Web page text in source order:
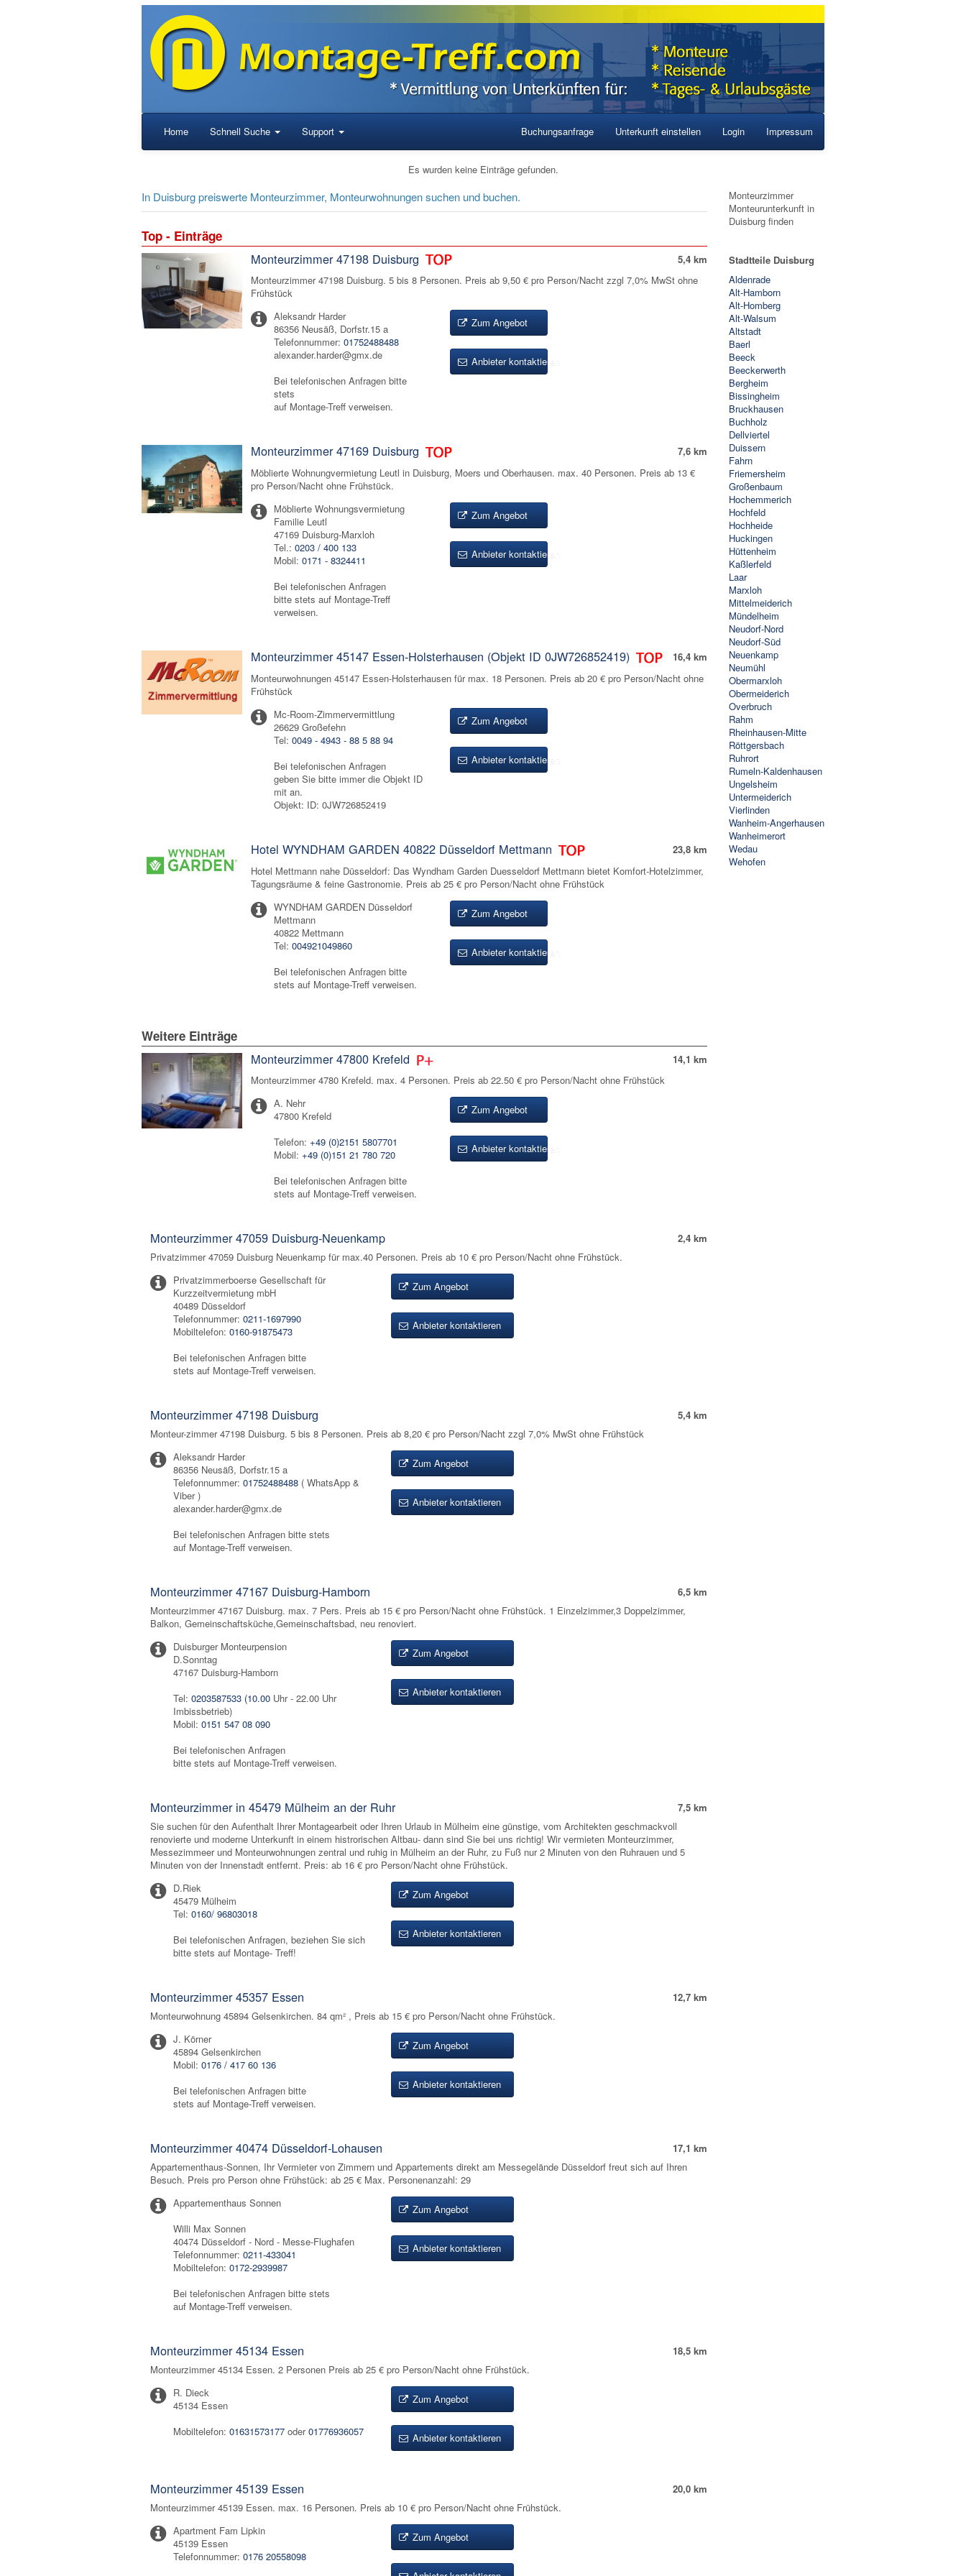
Home Schnell Suche Support Buchungsanfrage Unterkunft einstellen Login Impressum
Es wurden keine Einträge gefunden.
In Duisburg preiswerte Monteurzimmer, Monteurwohnungen suchen und buchen.
Top - Einträge
5,4 km
Monteurzimmer 47198 Duisburg
Monteurzimmer 47198 Duisburg. 5 bis 8 Personen. Preis ab 9,50 € pro Person/Nacht zzgl 7,0% MwSt ohne
Frühstück
Aleksandr Harder
86356 Neusäß, Dorfstr.15 a
Telefonnummer: 01752488488
alexander.harder@gmx.de
Bei telefonischen Anfragen bitte
stets
auf Montage-Treff verweisen.
Zum Angebot
Anbieter kontaktieren
7,6 km
Monteurzimmer 47169 Duisburg
Möblierte Wohnungvermietung Leutl in Duisburg, Moers und Oberhausen. max. 40 Personen. Preis ab 13 €
pro Person/Nacht ohne Frühstück.
Möblierte Wohnungsvermietung
Familie Leutl
47169 Duisburg-Marxloh
Tel.: 0203 / 400 133
Mobil: 0171 - 8324411
Bei telefonischen Anfragen
bitte stets auf Montage-Treff
verweisen.
Zum Angebot
Anbieter kontaktieren
16,4 km
Monteurzimmer 45147 Essen-Holsterhausen (Objekt ID 0JW726852419)
Monteurwohnungen 45147 Essen-Holsterhausen für max. 18 Personen. Preis ab 20 € pro Person/Nacht ohne
Frühstück
Mc-Room-Zimmervermittlung
26629 Großefehn
Tel: 0049 - 4943 - 88 5 88 94
Bei telefonischen Anfragen
geben Sie bitte immer die Objekt ID
mit an.
Objekt: ID: 0JW726852419
Zum Angebot
Anbieter kontaktieren
23,8 km
Hotel WYNDHAM GARDEN 40822 Düsseldorf Mettmann
Hotel Mettmann nahe Düsseldorf: Das Wyndham Garden Duesseldorf Mettmann bietet Komfort-Hotelzimmer,
Tagungsräume & feine Gastronomie. Preis ab 25 € pro Person/Nacht ohne Frühstück
WYNDHAM GARDEN Düsseldorf
Mettmann
40822 Mettmann
Tel: 004921049860
Bei telefonischen Anfragen bitte
stets auf Montage-Treff verweisen.
Zum Angebot
Anbieter kontaktieren
Weitere Einträge
14,1 km
Monteurzimmer 47800 Krefeld
Monteurzimmer 4780 Krefeld. max. 4 Personen. Preis ab 22.50 € pro Person/Nacht ohne Frühstück
A. Nehr
47800 Krefeld
Telefon: +49 (0)2151 5807701
Mobil: +49 (0)151 21 780 720
Bei telefonischen Anfragen bitte
stets auf Montage-Treff verweisen.
Zum Angebot
Anbieter kontaktieren
2,4 km
Monteurzimmer 47059 Duisburg-Neuenkamp
Privatzimmer 47059 Duisburg Neuenkamp für max.40 Personen. Preis ab 10 € pro Person/Nacht ohne Frühstück.
Privatzimmerboerse Gesellschaft für
Kurzzeitvermietung mbH
40489 Düsseldorf
Telefonnummer: 0211-1697990
Mobiltelefon: 0160-91875473
Bei telefonischen Anfragen bitte
stets auf Montage-Treff verweisen.
Zum Angebot
Anbieter kontaktieren
5,4 km
Monteurzimmer 47198 Duisburg
Monteur-zimmer 47198 Duisburg. 5 bis 8 Personen. Preis ab 8,20 € pro Person/Nacht zzgl 7,0% MwSt ohne Frühstück
Aleksandr Harder
86356 Neusäß, Dorfstr.15 a
Telefonnummer: 01752488488 ( WhatsApp &
Viber )
alexander.harder@gmx.de
Bei telefonischen Anfragen bitte stets
auf Montage-Treff verweisen.
Zum Angebot
Anbieter kontaktieren
6,5 km
Monteurzimmer 47167 Duisburg-Hamborn
Monteurzimmer 47167 Duisburg. max. 7 Pers. Preis ab 15 € pro Person/Nacht ohne Frühstück. 1 Einzelzimmer,3 Doppelzimmer,
Balkon, Gemeinschaftsküche,Gemeinschaftsbad, neu renoviert.
Duisburger Monteurpension
D.Sonntag
47167 Duisburg-Hamborn
Tel: 0203587533 (10.00 Uhr - 22.00 Uhr
Imbissbetrieb)
Mobil: 0151 547 08 090
Bei telefonischen Anfragen
bitte stets auf Montage-Treff verweisen.
Zum Angebot
Anbieter kontaktieren
7,5 km
Monteurzimmer in 45479 Mülheim an der Ruhr
Sie suchen für den Aufenthalt Ihrer Montagearbeit oder Ihren Urlaub in Mülheim eine günstige, vom Architekten geschmackvoll
renovierte und moderne Unterkunft in einem histrorischen Altbau- dann sind Sie bei uns richtig! Wir vermieten Monteurzimmer,
Messezimmeer und Monteurwohnungen zentral und ruhig in Mülheim an der Ruhr, zu Fuß nur 2 Minuten von den Ruhrauen und 5
Minuten von der Innenstadt entfernt. Preis: ab 16 € pro Person/Nacht ohne Frühstück.
D.Riek
45479 Mülheim
Tel: 0160/ 96803018
Bei telefonischen Anfragen, beziehen Sie sich
bitte stets auf Montage- Treff!
Zum Angebot
Anbieter kontaktieren
12,7 km
Monteurzimmer 45357 Essen
Monteurwohnung 45894 Gelsenkirchen. 84 qm² , Preis ab 15 € pro Person/Nacht ohne Frühstück.
J. Körner
45894 Gelsenkirchen
Mobil: 0176 / 417 60 136
Bei telefonischen Anfragen bitte
stets auf Montage-Treff verweisen.
Zum Angebot
Anbieter kontaktieren
17,1 km
Monteurzimmer 40474 Düsseldorf-Lohausen
Appartementhaus-Sonnen, Ihr Vermieter von Zimmern und Appartements direkt am Messegelände Düsseldorf freut sich auf Ihren
Besuch. Preis pro Person ohne Frühstück: ab 25 € Max. Personenanzahl: 29
Appartementhaus Sonnen
Willi Max Sonnen
40474 Düsseldorf - Nord - Messe-Flughafen
Telefonnummer: 0211-433041
Mobiltelefon: 0172-2939987
Bei telefonischen Anfragen bitte stets
auf Montage-Treff verweisen.
Zum Angebot
Anbieter kontaktieren
18,5 km
Monteurzimmer 45134 Essen
Monteurzimmer 45134 Essen. 2 Personen Preis ab 25 € pro Person/Nacht ohne Frühstück.
R. Dieck
45134 Essen
Mobiltelefon: 01631573177 oder01776936057
Zum Angebot
Anbieter kontaktieren
20,0 km
Monteurzimmer 45139 Essen
Monteurzimmer 45139 Essen. max. 16 Personen. Preis ab 10 € pro Person/Nacht ohne Frühstück.
Apartment Fam Lipkin
45139 Essen
Telefonnummer: 0176 20558098
Zum Angebot
Monteurzimmer
Monteurunterkunft in
Duisburg finden
Stadtteile Duisburg
Aldenrade
Alt-Hamborn
Alt-Homberg
Alt-Walsum
Altstadt
Baerl
Beeck
Beeckerwerth
Bergheim
Bissingheim
Bruckhausen
Buchholz
Dellviertel
Duissern
Fahrn
Friemersheim
Großenbaum
Hochemmerich
Hochfeld
Hochheide
Huckingen
Hüttenheim
Kaßlerfeld
Laar
Marxloh
Mittelmeiderich
Mündelheim
Neudorf-Nord
Neudorf-Süd
Neuenkamp
Neumühl
Obermarxloh
Obermeiderich
Overbruch
Rahm
Rheinhausen-Mitte
Röttgersbach
Ruhrort
Rumeln-Kaldenhausen
Ungelsheim
Untermeiderich
Vierlinden
Wanheim-Angerhausen
Wanheimerort
Wedau
Wehofen